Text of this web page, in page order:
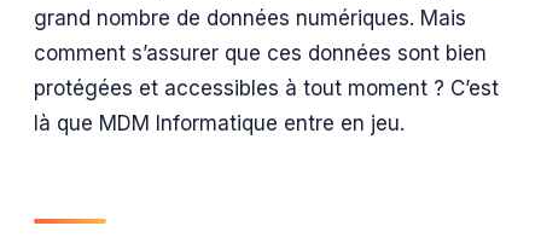
grand nombre de données numériques. Mais
comment s’assurer que ces données sont bien
protégées et accessibles à tout moment ? C’est
là que MDM Informatique entre en jeu.